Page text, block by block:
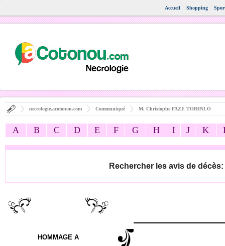
Accueil Shopping
necrologie.acotonou.com Communiqué M. Christophe FAZE TOHINLO
A B C D E F G H I J K
Rechercher les avis de décès:
HOMMAGE A